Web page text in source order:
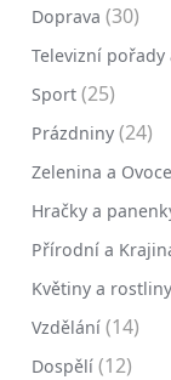
Doprava (30)
Televizní pořady
Sport (25)
Prázdniny (24)
Zelenina a Ovoce
Hračky a
Přírodní a
Květiny a rostliny
Vzdělání (14)
Dospělí (12)